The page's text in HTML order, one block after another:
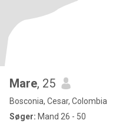
Mare, 25
Bosconia, Cesar, Colombia
Søger: Mand 26 - 50